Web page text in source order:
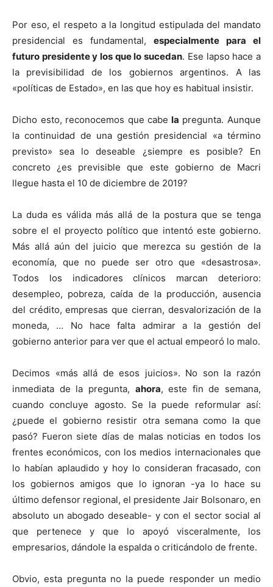
Por eso, el respeto a la longitud estipulada del mandato
presidencial es fundamental, especialmente para el
futuro presidente y los que lo sucedan. Ese lapso hace a
la previsibilidad de los gobiernos argentinos. A las
«políticas de Estado», en las que hoy es habitual insistir.
Dicho esto, reconocemos que cabe la pregunta. Aunque
la continuidad de una gestión presidencial «a término
previsto» sea lo deseable ¿siempre es posible? En
concreto ¿es previsible que este gobierno de Macri
llegue hasta el 10 de diciembre de 2019?
La duda es válida más allá de la postura que se tenga
sobre el el proyecto político que intentó este gobierno.
Más allá aún del juicio que merezca su gestión de la
economía, que no puede ser otro que «desastrosa».
Todos los indicadores clínicos marcan deterioro:
desempleo, pobreza, caída de la producción, ausencia
del crédito, empresas que cierran, desvalorización de la
moneda, … No hace falta admirar a la gestión del
gobierno anterior para ver que el actual empeoró lo malo.
Decimos «más allá de esos juicios». No son la razón
inmediata de la pregunta, ahora, este fin de semana,
cuando concluye agosto. Se la puede reformular así:
¿puede el gobierno resistir otra semana como la que
pasó? Fueron siete días de malas noticias en todos los
frentes económicos, con los medios internacionales que
lo habían aplaudido y hoy lo consideran fracasado, con
los gobiernos amigos que lo ignoran -ya lo hace su
último defensor regional, el presidente Jair Bolsonaro, en
absoluto un abogado deseable- y con el sector social al
que pertenece y que lo apoyó visceralmente, los
empresarios, dándole la espalda o criticándolo de frente.
Obvio, esta pregunta no la puede responder un medio